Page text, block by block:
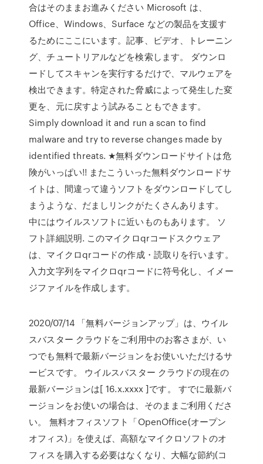
合はそのままお進みください Microsoft は、
Office、Windows、Surface などの製品を支援す
るためにここにいます。記事、ビデオ、トレーニン
グ、チュートリアルなどを検索します。 ダウンロ
ードしてスキャンを実行するだけで、マルウェアを
検出できます。特定された脅威によって発生した変
更を、元に戻すよう試みることもできます。
Simply download it and run a scan to find
malware and try to reverse changes made by
identified threats. ★無料ダウンロードサイトは危
険がいっぱい!! またこういった無料ダウンロードサ
イトは、間違って違うソフトをダウンロードしてし
まうような、だましリンクがたくさんあります。
中にはウイルスソフトに近いものもあります。 ソ
フト詳細説明. このマイクロqrコードスクウェア
は、マイクロqrコードの作成・読取りを行います。
入力文字列をマイクロqrコードに符号化し、イメー
ジファイルを作成します。
2020/07/14 「無料バージョンアップ」は、ウイル
スバスター クラウドをご利用中のお客さまが、い
つでも無料で最新バージョンをお使いいただけるサ
ービスです。 ウイルスバスター クラウドの現在の
最新バージョンは[ 16.x.xxxx ]です。 すでに最新バ
ージョンをお使いの場合は、そのままご利用くださ
い。 無料オフィスソフト「OpenOffice(オープン
オフィス)」を使えば、高額なマイクロソフトのオ
フィスを購入する必要はなくなり、大幅な節約(コ